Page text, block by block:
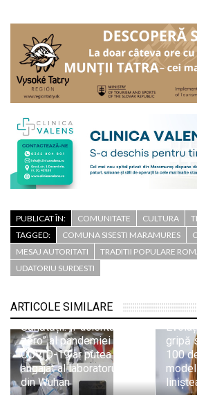
PUBLICAT ÎN: COMUNITATE CULTURA
TAGGED:
COMUNA SISESTI MARAMURES
MESAJ AUTORITATI
TRADITII POPULARE
UDATORIU SURDESTI
ARTICOLE SIMILARE
Organizația Mondială a
Sănătății: „Pacientul
zero” al pandemiei de
COVID-19 ar putea fi un
angajat al laboratorului
din Wuhan
Dr.
gripă
100